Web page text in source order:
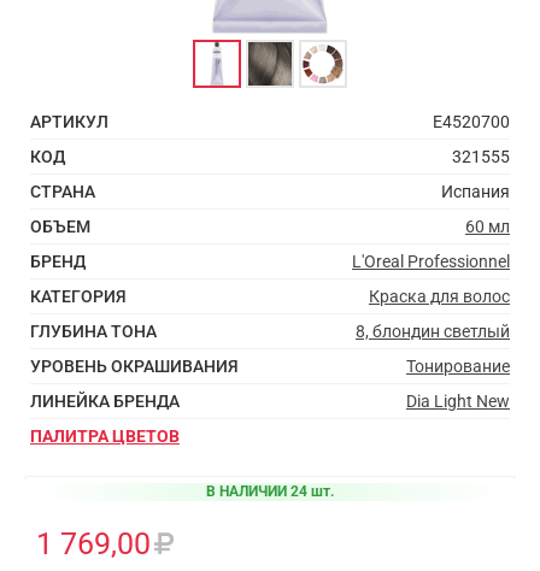
АРТИКУЛ
E4520700
КОД
321555
СТРАНА
Испания
ОБЪЕМ
60 мл
БРЕНД
L'Oreal Professionnel
КАТЕГОРИЯ
Краска для волос
ГЛУБИНА ТОНА
8, блондин светлый
УРОВЕНЬ ОКРАШИВАНИЯ
Тонирование
ЛИНЕЙКА БРЕНДА
Dia Light New
ПАЛИТРА ЦВЕТОВ
В НАЛИЧИИ 24 шт.
1 769,00